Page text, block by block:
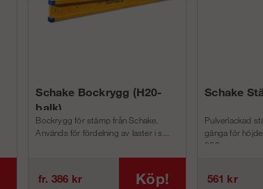
Schake Bockrygg (H20-
balk)
Bockrygg för stämp från Schake.
Används för fördelning av laster i s...
fr. 386 kr Köp!
Schake
Pulverlackad
gänga för
300 c...
561 kr